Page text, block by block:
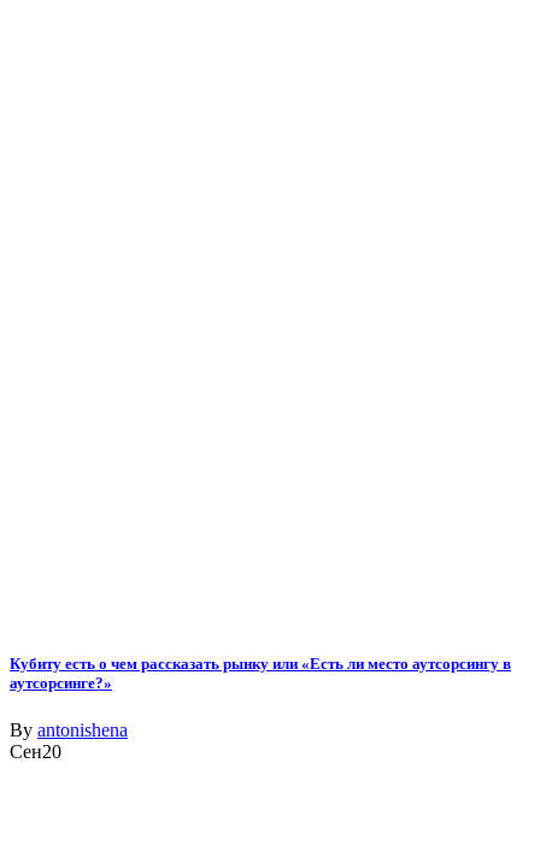
Кубиту есть о чем рассказать рынку или «Есть ли место аутсорсингу в
аутсорсинге?»
By antonishena
Сен20